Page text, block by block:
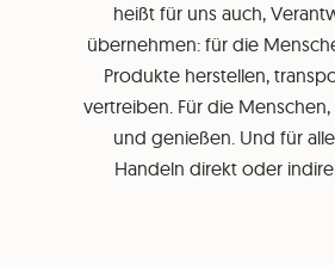
heißt für uns auch,
übernehmen: für die
Produkte herstellen,
vertreiben. Für die
und genießen. Und für
Handeln direkt oder